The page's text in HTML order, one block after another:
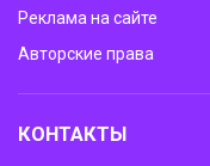
Реклама на сайте
Авторские права
КОНТАКТЫ